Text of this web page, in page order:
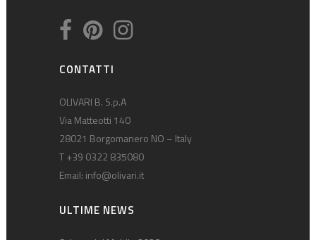
CONTATTI
OLIVARI B. S.p.A
Via Matteotti 140
28021 Borgomanero NO – Italy
T +39 0322 835080
Email: info@olivari.it
ULTIME NEWS